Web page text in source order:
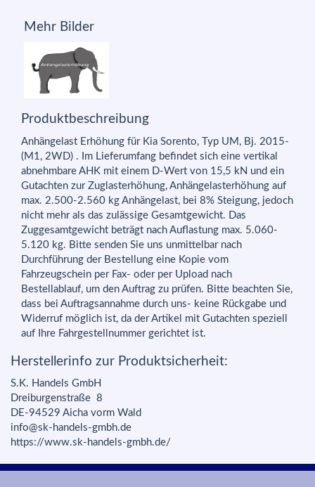
Mehr Bilder
Produktbeschreibung
Anhängelast Erhöhung für Kia Sorento, Typ UM, Bj. 2015-
(M1, 2WD) . Im Lieferumfang befindet sich eine vertikal
abnehmbare AHK mit einem D-Wert von 15,5 kN und ein
Gutachten zur Zuglasterhöhung, Anhängelasterhöhung auf
max. 2.500-2.560 kg Anhängelast, bei 8% Steigung, jedoch
nicht mehr als das zulässige Gesamtgewicht. Das
Zuggesamtgewicht beträgt nach Auflastung max. 5.060-
5.120 kg. Bitte senden Sie uns unmittelbar nach
Durchführung der Bestellung eine Kopie vom
Fahrzeugschein per Fax- oder per Upload nach
Bestellablauf, um den Auftrag zu prüfen. Bitte beachten Sie,
dass bei Auftragsannahme durch uns- keine Rückgabe und
Widerruf möglich ist, da der Artikel mit Gutachten speziell
auf Ihre Fahrgestellnummer gerichtet ist.
Herstellerinfo zur Produktsicherheit:
S.K. Handels GmbH
Dreiburgenstraße 8
DE-94529 Aicha vorm Wald
info@sk-handels-gmbh.de
https://www.sk-handels-gmbh.de/